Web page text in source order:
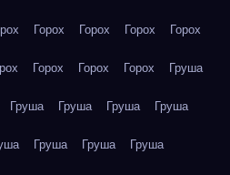
Горох Горох Горох Горох
Горох Горох Горох Груша
Груша Груша Груша Груша
Груша Груша Груша